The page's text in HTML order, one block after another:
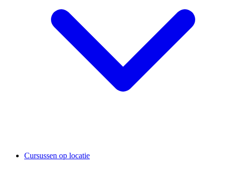
Cursussen op locatie